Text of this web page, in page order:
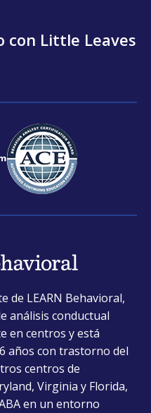
con Little Leaves
de LEARN Behavioral,
análisis conductual
en centros y está
años con trastorno del
centros de
Virginia y Florida,
en un entorno